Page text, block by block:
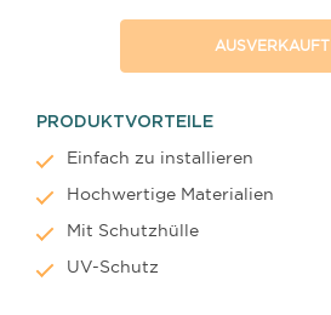
AUSVERKAUFT
PRODUKTVORTEILE
Einfach zu installieren
Hochwertige Materialien
Mit Schutzhülle
UV-Schutz